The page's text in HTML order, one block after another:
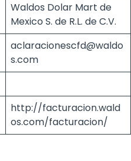
Waldos Dolar Mart de
Mexico S. de R.L. de C.V.
aclaracionescfd@waldo
s.com
http://facturacion.wald
os.com/facturacion/